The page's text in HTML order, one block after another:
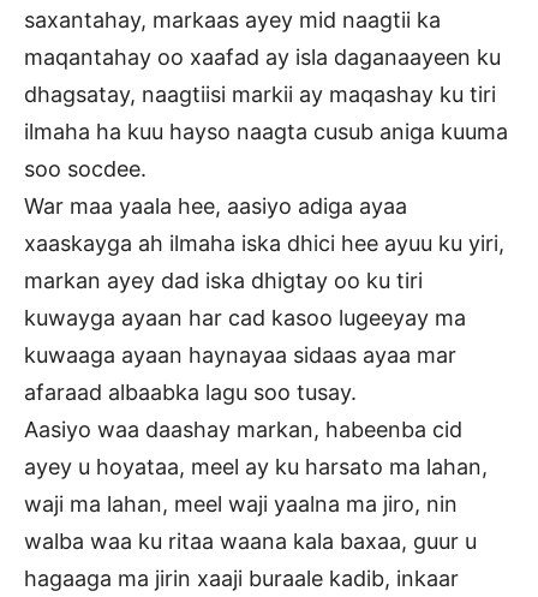
saxantahay, markaas ayey mid naagtii ka
maqantahay oo xaafad ay isla daganaayeen ku
dhagsatay, naagtiisi markii ay maqashay ku tiri
ilmaha ha kuu hayso naagta cusub aniga kuuma
soo socdee.
War maa yaala hee, aasiyo adiga ayaa
xaaskayga ah ilmaha iska dhici hee ayuu ku yiri,
markan ayey dad iska dhigtay oo ku tiri
kuwayga ayaan har cad kasoo lugeeyay ma
kuwaaga ayaan haynayaa sidaas ayaa mar
afaraad albaabka lagu soo tusay.
Aasiyo waa daashay markan, habeenba cid
ayey u hoyataa, meel ay ku harsato ma lahan,
waji ma lahan, meel waji yaalna ma jiro, nin
walba waa ku ritaa waana kala baxaa, guur u
hagaaga ma jirin xaaji buraale kadib, inkaar